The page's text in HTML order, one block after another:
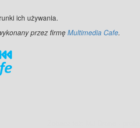
OpenStreetMap
ich używania.
przez firmęMultimedia Cafe.